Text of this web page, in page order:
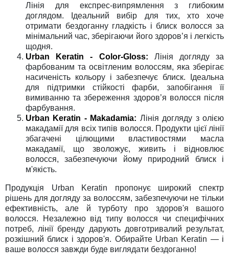
Лінія для експрес-випрямлення з глибоким
доглядом. Ідеальний вибір для тих, хто хоче
отримати бездоганну гладкість і блиск волосся за
мінімальний час, зберігаючи його здоров’я і легкість
щодня.
Urban Keratin - Color-Gloss: Лінія догляду за
фарбованим та освітленим волоссям, яка зберігає
насиченість кольору і забезпечує блиск. Ідеальна
для підтримки стійкості фарби, запобігання її
вимиванню та збереження здоров’я волосся після
фарбування.
Urban Keratin - Makadamia: Лінія догляду з олією
макадамії для всіх типів волосся. Продукти цієї лінії
збагачені цілющими властивостями масла
макадамії, що зволожує, живить і відновлює
волосся, забезпечуючи йому природний блиск і
м'якість.
Продукція Urban Keratin пропонує широкий спектр
рішень для догляду за волоссям, забезпечуючи не тільки
ефективність, але й турботу про здоров'я вашого
волосся. Незалежно від типу волосся чи специфічних
потреб, лінії бренду дарують довготривалий результат,
розкішний блиск і здоров'я. Обирайте Urban Keratin — і
ваше волосся завжди буде виглядати бездоганно!